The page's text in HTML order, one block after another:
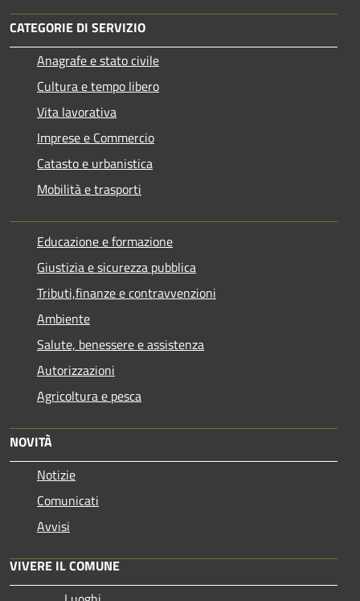
CATEGORIE DI SERVIZIO
Anagrafe e stato civile
Cultura e tempo libero
Vita lavorativa
Imprese e Commercio
Catasto e urbanistica
Mobilità e trasporti
Educazione e formazione
Giustizia e sicurezza pubblica
Tributi,finanze e contravvenzioni
Ambiente
Salute, benessere e assistenza
Autorizzazioni
Agricoltura e pesca
NOVITÀ
Notizie
Comunicati
Avvisi
VIVERE IL COMUNE